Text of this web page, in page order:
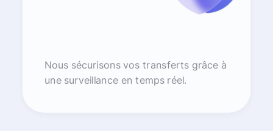
Nous sécurisons vos transferts grâce à
une surveillance en temps réel.